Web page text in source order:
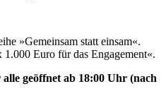
»Gemeinsam statt einsam«.
Euro für das Engagement«.
geöffnet ab 18:00 Uhr (nach